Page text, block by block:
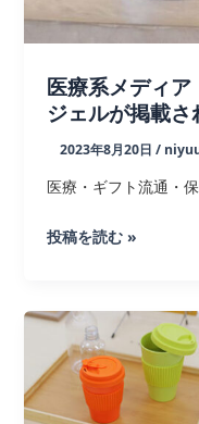
資’に
掲
さ
れ
ま
し
医療系メディ
ジェルが掲載さ
2023年8月20日 /
医療・ギフト流通・
医
メ
ィ
投稿を読む »